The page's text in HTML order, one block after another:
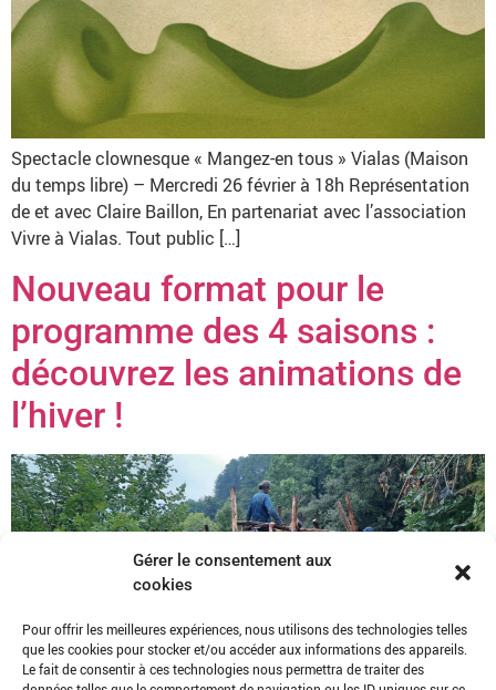
Gérer le consentement aux
cookies
Pour offrir les meilleures expériences, nous utilisons des technologies telles
que les cookies pour stocker et/ou accéder aux informations des appareils.
Le fait de consentir à ces technologies nous permettra de traiter des
Spectacle clownesque « Mangez-en tous » Vialas (Maison
du temps libre) – Mercredi 26 février à 18h Représentation
de et avec Claire Baillon, En partenariat avec l’association
Vivre à Vialas. Tout public […]
Nouveau format pour le
programme des 4 saisons :
découvrez les animations de
l’hiver !